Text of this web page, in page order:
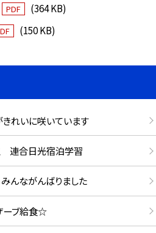
PDF
(364 KB)
(150 KB)
れいに咲いています
連合日光宿泊学習
ながんばりました
ーブ給食☆